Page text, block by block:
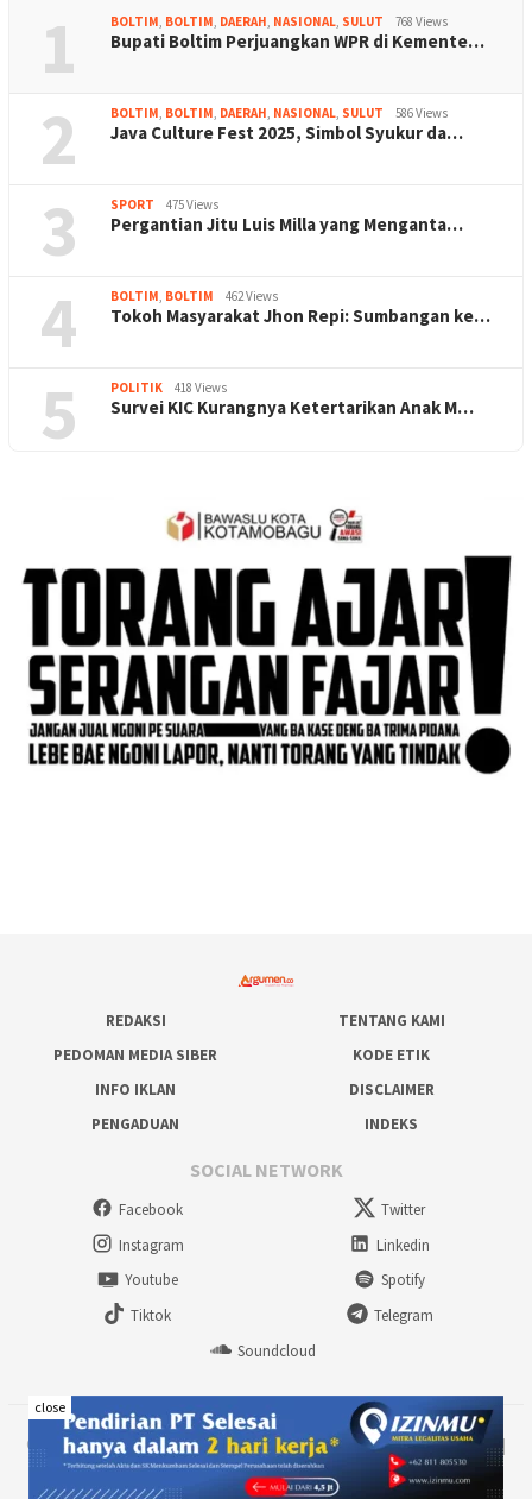
1 BOLTIM BOLTIM DAERAH NASIONAL SULUT 768 Views
Bupati Boltim Perjuangkan WPR di Kemente…
2 BOLTIM BOLTIM DAERAH NASIONAL SULUT 586 Views
Java Culture Fest 2025, Simbol Syukur da…
3 SPORT 475 Views
Pergantian Jitu Luis Milla yang Menganta…
4 BOLTIM BOLTIM 462 Views
Tokoh Masyarakat Jhon Repi: Sumbangan ke…
5 POLITIK 418 Views
Survei KIC Kurangnya Ketertarikan Anak M…
REDAKSI
TENTANG KAMI
PEDOMAN MEDIA SIBER
KODE ETIK
INFO IKLAN
DISCLAIMER
PENGADUAN
INDEKS
SOCIAL NETWORK
Facebook
Twitter
Instagram
Linkedin
Youtube
Spotify
Tiktok
Telegram
Soundcloud
©2024 www.argumen.co - Inspiratif & Terpercaya | PT. TAYO MEDIA UTAMA |
All rights reserved.
close